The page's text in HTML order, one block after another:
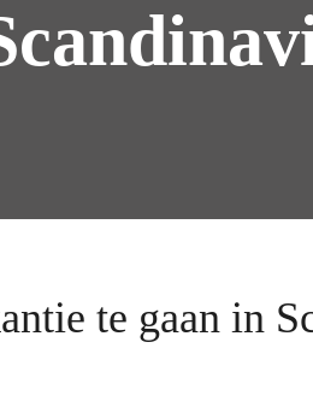
te gaan in